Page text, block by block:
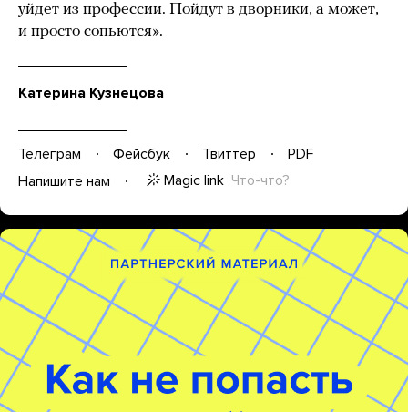
уйдет из профессии. Пойдут в дворники, а может,
и просто сопьются».
Катерина Кузнецова
Телеграм Фейсбук Твиттер
PDF
Напишите нам
Magic link Что-что?